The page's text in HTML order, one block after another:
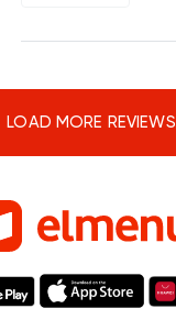
LOAD MORE REVIEWS